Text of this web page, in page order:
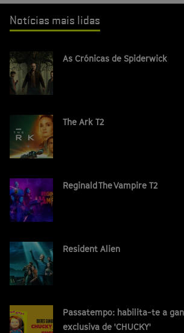
Notícias mais lidas
As Crónicas de Spiderwick
The Ark T2
Reginald The Vampire T2
Resident Alien
Passatempo: habilita-te a
exclusiva de 'CHUCKY'